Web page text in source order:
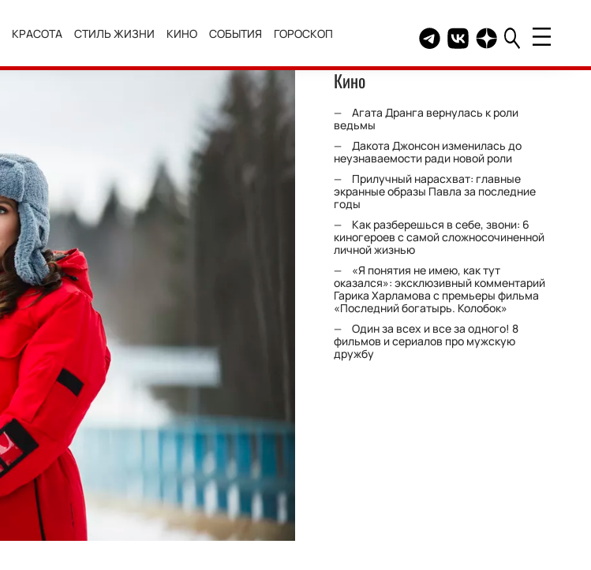
КРАСОТА СТИЛЬ ЖИЗНИ КИНО СОБЫТИЯ ГОРОСКОП Telegram канал HELLO
Группа HELLO
Канал HELLO в
Кино
Агата Дранга вернулась к роли
ведьмы
Дакота Джонсон изменилась до
неузнаваемости ради новой роли
Прилучный нарасхват: главные
экранные образы Павла за последние
годы
Как разберешься в себе, звони: 6
киногероев с самой сложносочиненной
личной жизнью
«Я понятия не имею, как тут
оказался»: эксклюзивный комментарий
Гарика Харламова с премьеры фильма
«Последний богатырь. Колобок»
Один за всех и все за одного! 8
фильмов и сериалов про мужскую
дружбу